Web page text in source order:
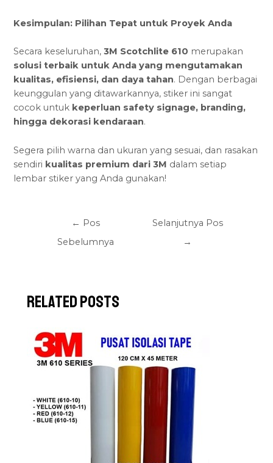
Kesimpulan: Pilihan Tepat untuk Proyek Anda
Secara keseluruhan,3M Scotchlite 610 merupakan
solusi terbaik untuk Anda yang mengutamakan
kualitas, efisiensi, dan daya tahan. Dengan berbagai
keunggulan yang ditawarkannya, stiker ini sangat
cocok untuk keperluan safety signage, branding,
hingga dekorasi kendaraan.
Segera pilih warna dan ukuran yang sesuai, dan rasakan
sendiri kualitas premium dari 3M dalam setiap
lembar stiker yang Anda gunakan!
← Pos
Sebelumnya
Selanjutnya Pos
→
Related Posts